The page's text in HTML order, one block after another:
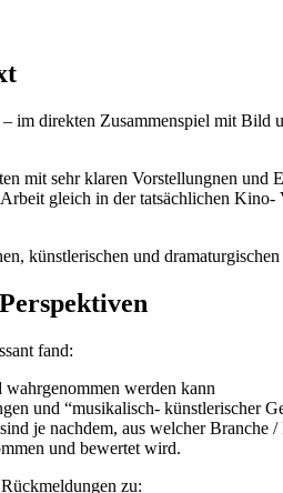
im direkten Zusammenspiel mit
mit sehr klaren Vorstellungnen
gleich in der tatsächlichen
künstlerischen und
fand:
werden kann
und “musikalisch- künstlerischer
je nachdem, aus welcher
und bewertet wird.
zu: